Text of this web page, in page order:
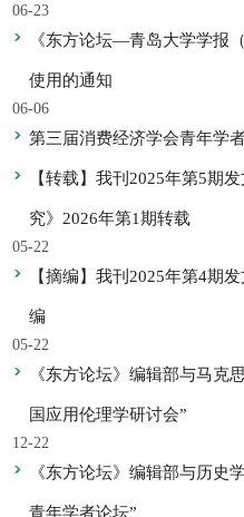
06-23
《东方论坛—青岛大学学报
使用的通知
06-06
第三届消费经济学会青年学
【转载】我刊2025年第5期
究》2026年第1期转载
05-22
【摘编】我刊2025年第4期
编
05-22
《东方论坛》编辑部与马克
国应用伦理学研讨会”
12-22
《东方论坛》编辑部与历史
青年学者论坛”